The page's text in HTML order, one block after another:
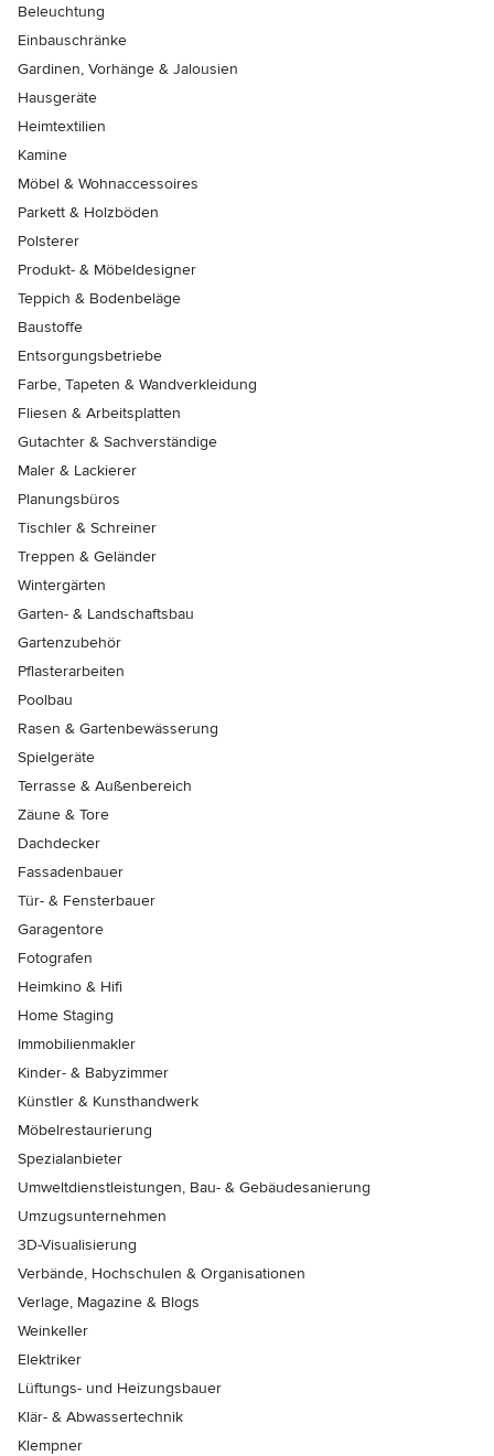
Beleuchtung
Einbauschränke
Gardinen, Vorhänge & Jalousien
Hausgeräte
Heimtextilien
Kamine
Möbel & Wohnaccessoires
Parkett & Holzböden
Polsterer
Produkt- & Möbeldesigner
Teppich & Bodenbeläge
Baustoffe
Entsorgungsbetriebe
Farbe, Tapeten & Wandverkleidung
Fliesen & Arbeitsplatten
Gutachter & Sachverständige
Maler & Lackierer
Planungsbüros
Tischler & Schreiner
Treppen & Geländer
Wintergärten
Garten- & Landschaftsbau
Gartenzubehör
Pflasterarbeiten
Poolbau
Rasen & Gartenbewässerung
Spielgeräte
Terrasse & Außenbereich
Zäune & Tore
Dachdecker
Fassadenbauer
Tür- & Fensterbauer
Garagentore
Fotografen
Heimkino & Hifi
Home Staging
Immobilienmakler
Kinder- & Babyzimmer
Künstler & Kunsthandwerk
Möbelrestaurierung
Spezialanbieter
Umweltdienstleistungen, Bau- & Gebäudesanierung
Umzugsunternehmen
3D-Visualisierung
Verbände, Hochschulen & Organisationen
Verlage, Magazine & Blogs
Weinkeller
Elektriker
Lüftungs- und Heizungsbauer
Klär- & Abwassertechnik
Klempner